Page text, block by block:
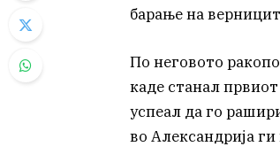
барање на
По неговото
каде станал
успеал да го
во Александрија